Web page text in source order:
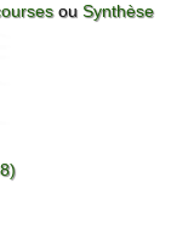
ouSynthèse